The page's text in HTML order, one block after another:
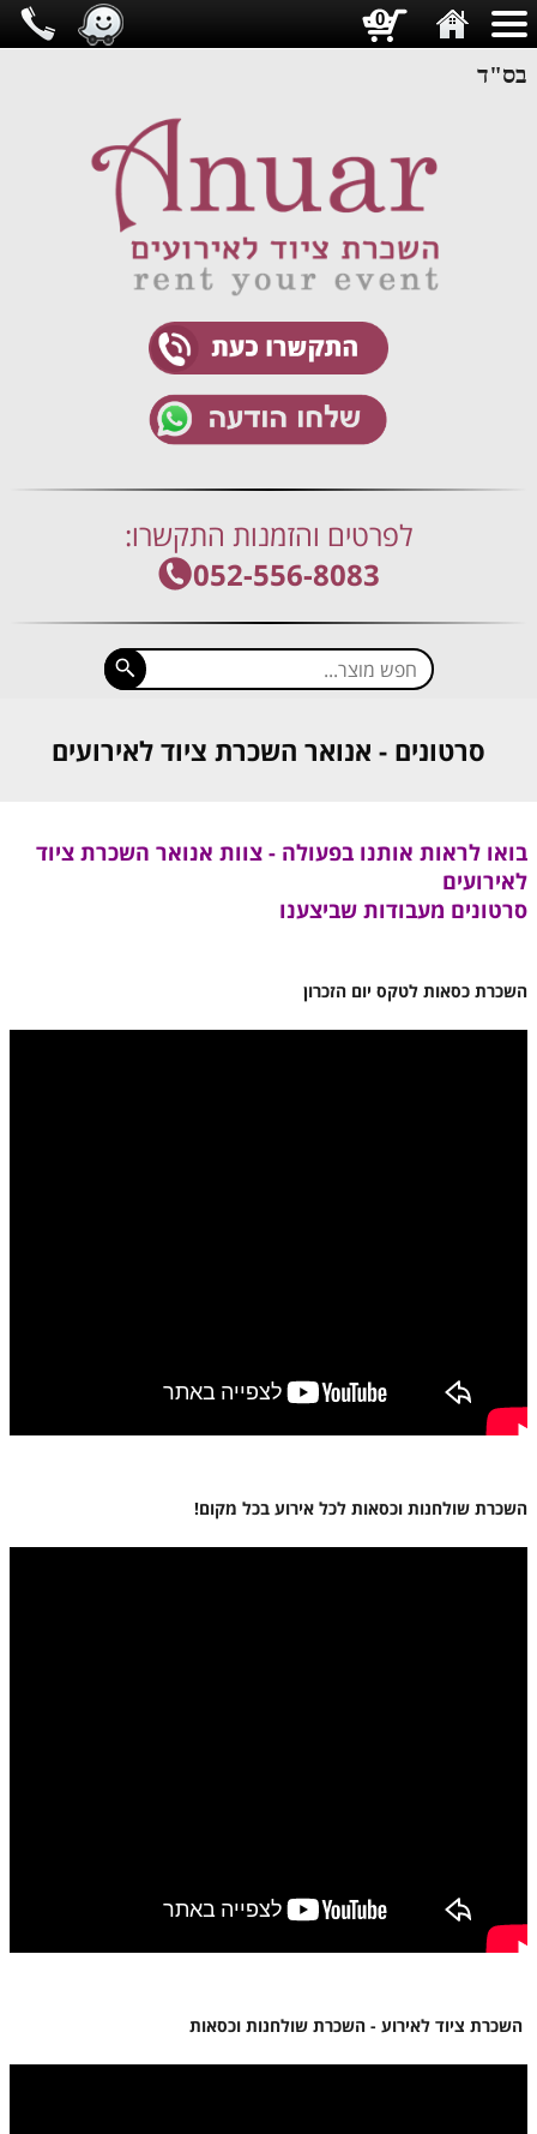
בס"ד
לפרטים והזמנות התקשרו:
052-556-8083
סרטונים - אנואר השכרת ציוד לאירועים
בואו לראות אותנו בפעולה - צוות אנואר השכרת ציוד
לאירועים
סרטונים מעבודות שביצענו
השכרת כסאות לטקס יום הזכרון
השכרת שולחנות וכסאות לכל אירוע בכל מקום!
השכרת ציוד לאירוע - השכרת שולחנות וכסאות
0